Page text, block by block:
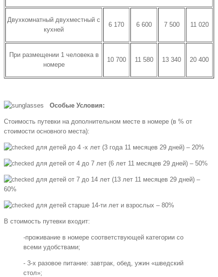
Двухкомнатный двухместный с
кухней
6 170 6 600 7 500 11 020
При размещении 1 человека в
номере
10 700 11 580 13 340 20 400
Особые Условия:
Стоимость путевки на дополнительном месте в номере (в % от
стоимости основного места):
для детей до 4 -х лет (3 года 11 месяцев 29 дней) – 20%
для детей от 4 до 7 лет (6 лет 11 месяцев 29 дней) – 50%
для детей от 7 до 14 лет (13 лет 11 месяцев 29 дней) –
60%
для детей старше 14-ти лет и взрослых – 80%
В стоимость путевки входит:
-проживание в номере соответствующей категории со
всеми удобствами;
- 3-х разовое питание: завтрак, обед, ужин «шведский
стол»;